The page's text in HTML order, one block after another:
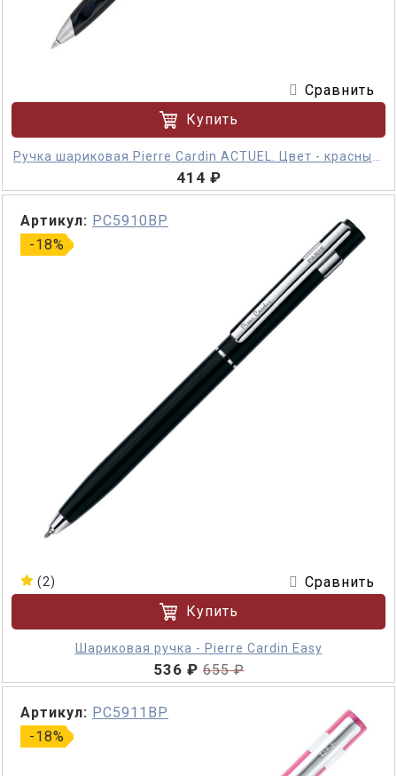
Сравнить
Купить
Ручка шариковая Pierre Cardin ACTUEL. Цвет - красный.
Упаковка Р-1
414 ₽
-18%
Артикул: PC5910BP
(2)
Сравнить
Купить
Шариковая ручка - Pierre Cardin Easy
536 ₽ 655 ₽
-18%
Артикул: PC5911BP